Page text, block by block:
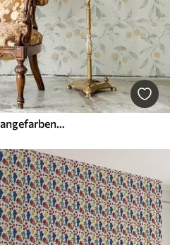
Tapeten Helle Zweige mit orangefarbenen Beeren